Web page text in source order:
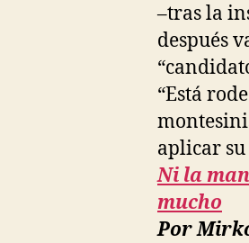
–tras la
después
“Está
aplicar
Ni la
mucho
Por